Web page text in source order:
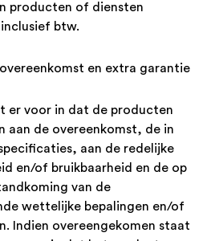
producten of diensten
btw.
en extra garantie
er voor in dat de producten
aan de overeenkomst, de in
aan de redelijke
en/of bruikbaarheid en de op
van de
wettelijke bepalingen en/of
Indien overeengekomen staat